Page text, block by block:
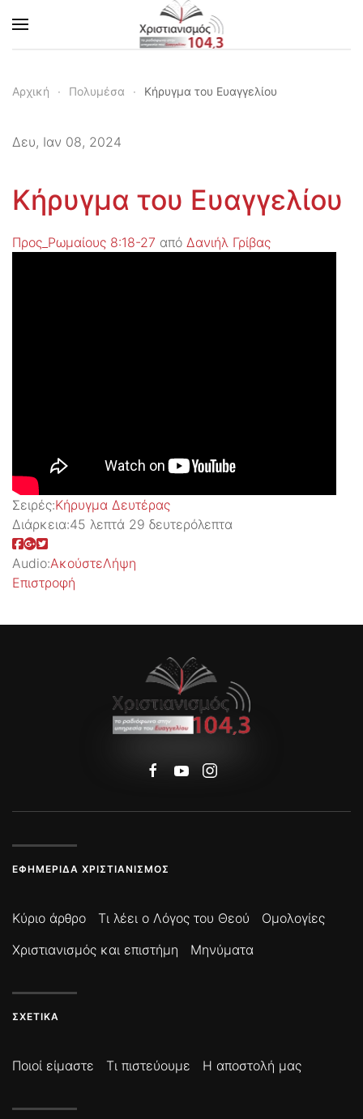
Skip to main content
Αρχική Πολυμέσα Κήρυγμα του Ευαγγελίου
Δευ, Ιαν 08, 2024
Κήρυγμα του Ευαγγελίου
Προς_Ρωμαίους 8:18-27 από Δανιήλ Γρίβας
Σειρές:Kήρυγμα Δευτέρας
Διάρκεια:45 λεπτά 29 δευτερόλεπτα
Audio:ΑκούστεΛήψη
Επιστροφή
ΕΦΗΜΕΡΊΔΑ ΧΡΙΣΤΙΑΝΙΣΜΌΣ
Κύριο άρθρο Τι λέει ο Λόγος του Θεού
Ομολογίες
Χριστιανισμός και επιστήμη
Μηνύματα
ΣΧΕΤΙΚΆ
Ποιοί είμαστε Τι πιστεύουμε Η αποστολή μας